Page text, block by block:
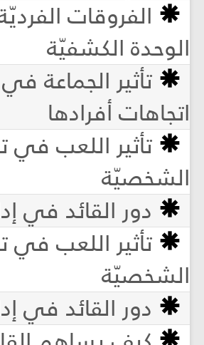
الفروقات
الوحدة الكشفيّة
تأثير الجماعة
اتجاهات أفرادها
تأثير اللعب في
الشخصيّة
دور القائد في
تأثير اللعب في
الشخصيّة
دور القائد في